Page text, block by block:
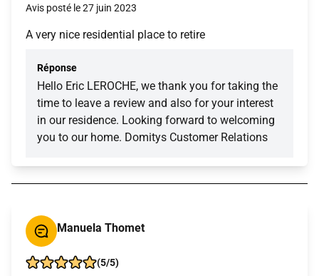
Avis posté le 27 juin 2023
A very nice residential place to retire
Réponse
Hello Eric LEROCHE, we thank you for taking the
time to leave a review and also for your interest
in our residence. Looking forward to welcoming
you to our home. Domitys Customer Relations
Manuela Thomet
(5/5)